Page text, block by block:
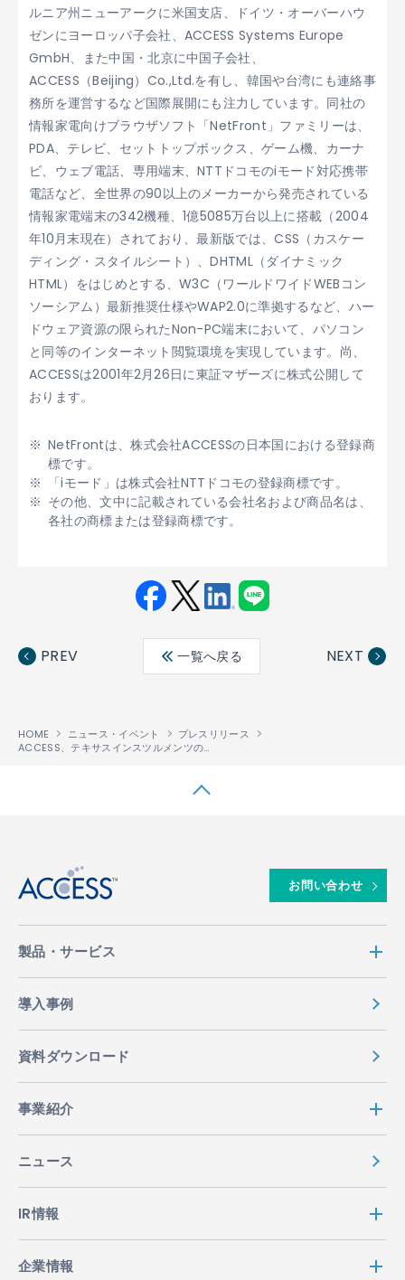
ルニア州ニューアークに米国支店、ドイツ・オーバーハウ
ゼンにヨーロッパ子会社、ACCESS Systems Europe
GmbH、また中国・北京に中国子会社、
ACCESS（Beijing）Co.,Ltd.を有し、韓国や台湾にも連絡事
務所を運営するなど国際展開にも注力しています。同社の
情報家電向けブラウザソフト「NetFront」ファミリーは、
PDA、テレビ、セットトップボックス、ゲーム機、カーナ
ビ、ウェブ電話、専用端末、NTTドコモのiモード対応携帯
電話など、全世界の90以上のメーカーから発売されている
情報家電端末の342機種、1億5085万台以上に搭載（2004
年10月末現在）されており、最新版では、CSS（カスケー
ディング・スタイルシート）、DHTML（ダイナミック
HTML）をはじめとする、W3C（ワールドワイドWEBコン
ソーシアム）最新推奨仕様やWAP2.0に準拠するなど、ハー
ドウェア資源の限られたNon-PC端末において、パソコン
と同等のインターネット閲覧環境を実現しています。尚、
ACCESSは2001年2月26日に東証マザーズに株式公開して
おります。
NetFrontは、株式会社ACCESSの日本国における登録商
標です。
「iモード」は株式会社NTTドコモの登録商標です。
その他、文中に記載されている会社名および商品名は、
各社の商標または登録商標です。
ebo ter
edin
PREV 一覧へ戻る NEXT
HOME ニュース・イベント
プレスリリース
ACCESS、テキサスインスツルメンツのOMAP2420上へ携帯電話向けブラウザ機能搭載
お問い合わせ
製品・サービス
導入事例
資料ダウンロード
事業紹介
ニュース
IR情報
企業情報